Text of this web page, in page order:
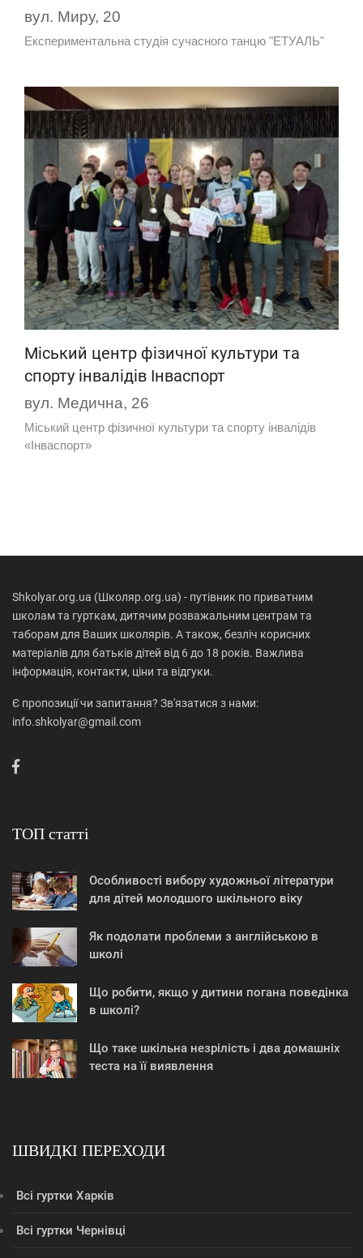
вул. Миру, 20
Експериментальна студія сучасного танцю "ЕТУАЛЬ"
Міський центр фізичної культури та
спорту інвалідів Інваспорт
вул. Медична, 26
Міський центр фізичної культури та спорту інвалідів
«Інваспорт»
Shkolyar.org.ua (Школяр.org.ua) - путівник по приватним
школам та гурткам, дитячим розважальним центрам та
таборам для Ваших школярів. А також, безліч корисних
матеріалів для батьків дітей від 6 до 18 років. Важлива
інформація, контакти, ціни та відгуки.
Є пропозиції чи запитання? Зв'язатися з нами:
info.shkolyar@gmail.com
ТОП статті
Особливості вибору художньої літератури
для дітей молодшого шкільного віку
Як подолати проблеми з англійською в
школі
Що робити, якщо у дитини погана поведінка
в школі?
Що таке шкільна незрілість і два домашніх
теста на її виявлення
ШВИДКІ ПЕРЕХОДИ
Всі гуртки Харків
Всі гуртки Чернівці